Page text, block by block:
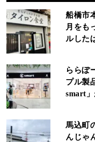
船橋市
月をも
ルした
ららぽ
プル製
smart
馬込町
んじゃ